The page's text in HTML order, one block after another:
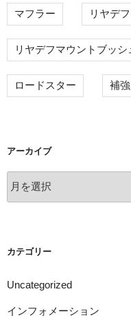
マフラー リヤデ
リヤデフマウントブッシ
ロードスター 補強
アーカイブ
ー
カテゴリー
Uncategorized
インフォメーション